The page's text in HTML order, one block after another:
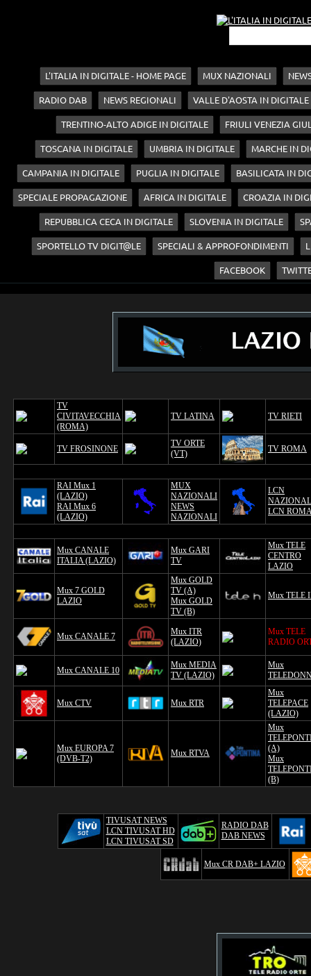
L'ITALIA IN DIGITALE - HOME PAGE MUX NAZIONALI
RADIO DAB NEWS REGIONALI VALLE D'AOSTA IN DIGITALE
TRENTINO-ALTO ADIGE IN DIGITALE FRIULI VENEZIA
TOSCANA IN DIGITALE UMBRIA IN DIGITALE MARCHE IN
CAMPANIA IN DIGITALE PUGLIA IN DIGITALE BASILICATA IN
SPECIALE PROPAGAZIONE AFRICA IN DIGITALE CROAZIA IN
REPUBBLICA CECA IN DIGITALE SLOVENIA IN DIGITALE
SPORTELLO TV DIGIT@LE SPECIALI & APPROFONDIMENTI
FACEBOOK
TV
CIVITAVECCHIA
(ROMA)
TV LATINA TV RIETI
TV FROSINONE
TV ORTE
(VT)
TV ROMA
RAI Mux 1
(LAZIO)
RAI Mux 6
(LAZIO)
MUX
NAZIONALI
NEWS
NAZIONALI
LCN
LCN
Mux CANALE
ITALIA (LAZIO)
Mux GARI
TV
Mux TELE
CENTRO
LAZIO
Mux 7 GOLD
LAZIO
Mux GOLD
TV (A)
Mux GOLD
TV (B)
Mux TELE
Mux CANALE 7
Mux ITR
(LAZIO)
Mux TELE
RADIO
Mux CANALE 10
Mux MEDIA
TV (LAZIO)
Mux
Mux CTV Mux RTR
Mux
TELEPACE
(LAZIO)
Mux EUROPA 7
(DVB-T2)
Mux RTVA
Mux
(A)
Mux
(B)
TIVUSAT NEWS
LCN TIVUSAT HD
LCN TIVUSAT SD
RADIO DAB
DAB NEWS
Mux CR DAB+ LAZIO